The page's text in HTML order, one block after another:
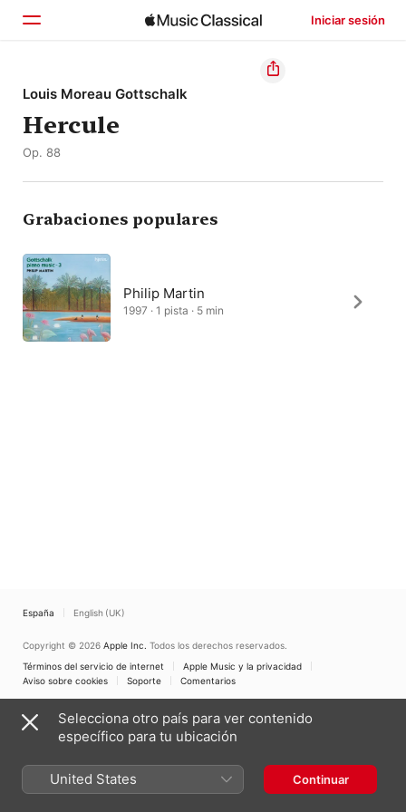
Iniciar sesión
Inicio
Explorar
Louis Moreau Gottschalk
Hercule
Op. 88
Grabaciones populares
Philip Martin
1997 · 1 pista · 5 min
España English (UK)
Copyright © 2026 Apple Inc. Todos los derechos reservados.
Términos del servicio de internet
Apple Music y la privacidad
Aviso sobre cookies
Soporte Comentarios
Selecciona otro país para ver contenido
específico para tu ubicación
United States Continuar